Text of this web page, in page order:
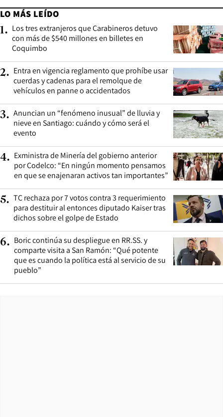
LO MÁS LEÍDO
1. Los tres extranjeros que Carabineros detuvo
con más de $540 millones en billetes en
Coquimbo
2. Entra en vigencia reglamento que prohíbe usar
cuerdas y cadenas para el remolque de
vehículos en panne o accidentados
3. Anuncian un “fenómeno inusual” de lluvia y
nieve en Santiago: cuándo y cómo será el
evento
4. Exministra de Minería del gobierno anterior
por Codelco: “En ningún momento pensamos
en que se enajenaran activos tan importantes”
5. TC rechaza por 7 votos contra 3 requerimiento
para destituir al entonces diputado Kaiser tras
dichos sobre el golpe de Estado
6. Boric continúa su despliegue en RR.SS. y
comparte visita a San Ramón: “Qué potente
que es cuando la política está al servicio de su
pueblo”